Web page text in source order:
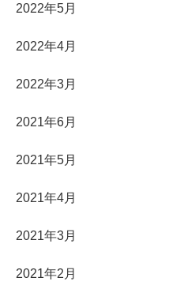
2022年5月
2022年4月
2022年3月
2021年6月
2021年5月
2021年4月
2021年3月
2021年2月